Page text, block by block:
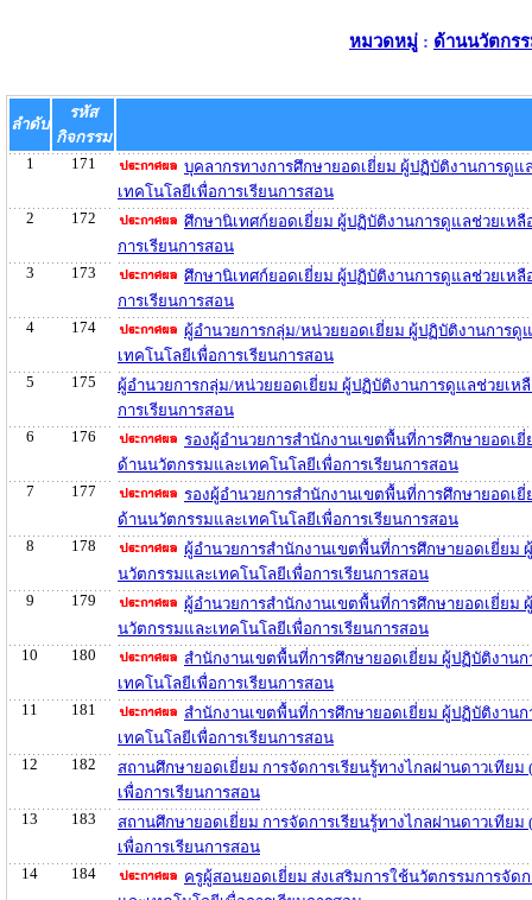
หมวดหมู่ : ด้านนวัตกรร
ลำดับ
รหัส
กิจกรรม
1
171
บุคลากรทางการศึกษายอดเยี่ยม ผู้ปฏิบัติงานการดู
เทคโนโลยีเพื่อการเรียนการสอน
2
172
ศึกษานิเทศก์ยอดเยี่ยม ผู้ปฏิบัติงานการดูแลช่วยเห
การเรียนการสอน
3
173
ศึกษานิเทศก์ยอดเยี่ยม ผู้ปฏิบัติงานการดูแลช่วยเห
การเรียนการสอน
4
174
ผู้อำนวยการกลุ่ม/หน่วยยอดเยี่ยม ผู้ปฏิบัติงานการ
เทคโนโลยีเพื่อการเรียนการสอน
5
175
ผู้อำนวยการกลุ่ม/หน่วยยอดเยี่ยม ผู้ปฏิบัติงานการดูแลช่วยเ
การเรียนการสอน
6
176
รองผู้อำนวยการสำนักงานเขตพื้นที่การศึกษายอด
ด้านนวัตกรรมและเทคโนโลยีเพื่อการเรียนการสอน
7
177
รองผู้อำนวยการสำนักงานเขตพื้นที่การศึกษายอดเ
ด้านนวัตกรรมและเทคโนโลยีเพื่อการเรียนการสอน
8
178
ผู้อำนวยการสำนักงานเขตพื้นที่การศึกษายอดเยี่ย
นวัตกรรมและเทคโนโลยีเพื่อการเรียนการสอน
9
179
ผู้อำนวยการสำนักงานเขตพื้นที่การศึกษายอดเยี่ยม
นวัตกรรมและเทคโนโลยีเพื่อการเรียนการสอน
10
180
สำนักงานเขตพื้นที่การศึกษายอดเยี่ยม ผู้ปฏิบัติงาน
เทคโนโลยีเพื่อการเรียนการสอน
11
181
สำนักงานเขตพื้นที่การศึกษายอดเยี่ยม ผู้ปฏิบัติงาน
เทคโนโลยีเพื่อการเรียนการสอน
12
182
สถานศึกษายอดเยี่ยม การจัดการเรียนรู้ทางไกลผ่านดาวเทีย
เพื่อการเรียนการสอน
13
183
สถานศึกษายอดเยี่ยม การจัดการเรียนรู้ทางไกลผ่านดาวเทีย
เพื่อการเรียนการสอน
14
184
ครูผู้สอนยอดเยี่ยม ส่งเสริมการใช้นวัตกรรมการจัด